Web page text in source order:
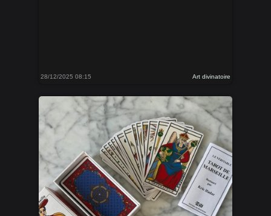
28/12/2025 08:15 Art divinatoire